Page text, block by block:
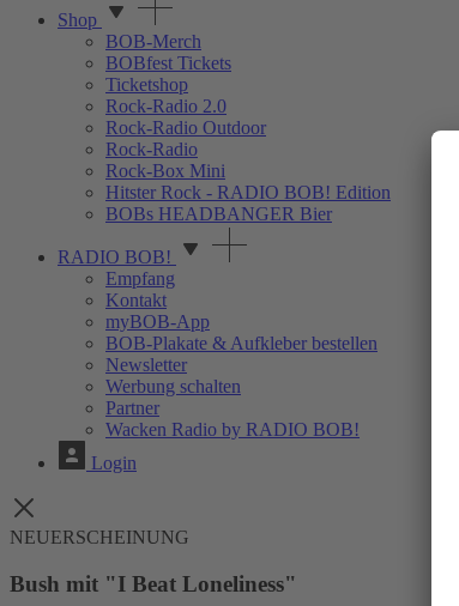
Shop
BOB-Merch
BOBfest Tickets
Ticketshop
Rock-Radio 2.0
Rock-Radio Outdoor
Rock-Radio
Rock-Box Mini
Hitster Rock - RADIO BOB! Edition
BOBs HEADBANGER Bier
RADIO BOB!
Empfang
Kontakt
myBOB-App
BOB-Plakate & Aufkleber bestellen
Newsletter
Werbung schalten
Partner
Wacken Radio by RADIO BOB!
Login
NEUERSCHEINUNG
Bush mit "I Beat Loneliness"